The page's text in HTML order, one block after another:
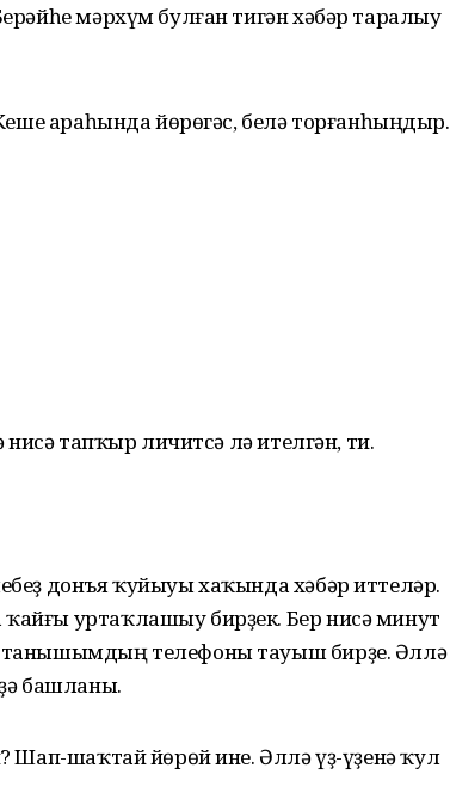
мәрхүм булған тигән хәбәр таралыу
араһында йөрөгәс, белә торғанһыңдыр.
тапҡыр личитсә лә ителгән, ти.
донъя ҡуйыуы хаҡында хәбәр иттеләр.
уртаҡлашыу бирҙек. Бер нисә минут
телефоны тауыш бирҙе. Әллә
башланы.
Шап-шаҡтай йөрөй ине. Әллә үҙ-үҙенә ҡул